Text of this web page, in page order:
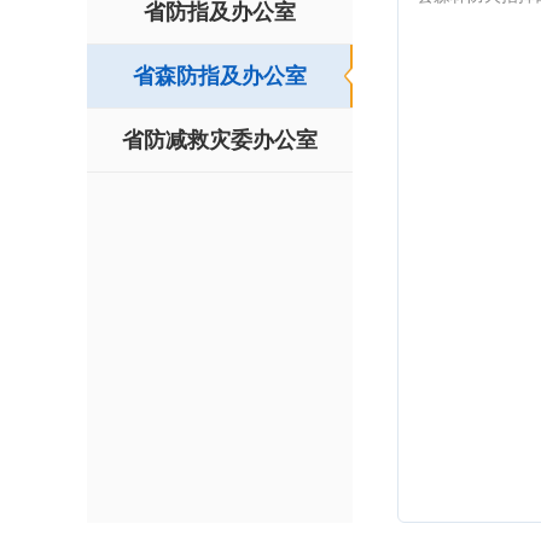
省防指及办公室
省森防指及办公室
省防减救灾委办公室